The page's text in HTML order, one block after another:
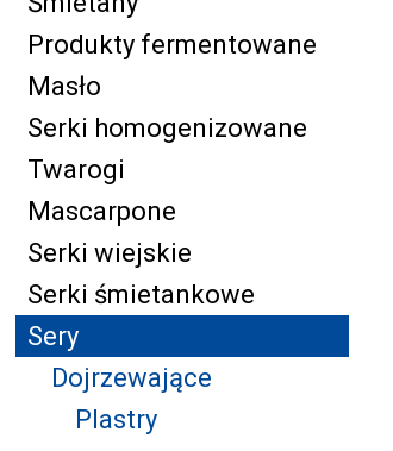
Produkty fermentowane
Masło
Serki homogenizowane
Twarogi
Mascarpone
Serki wiejskie
Serki śmietankowe
Sery
Dojrzewające
Plastry